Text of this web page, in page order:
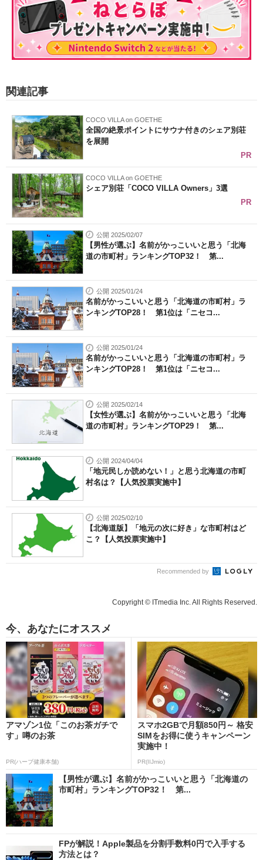
関連記事
COCO VILLA on GOETHE
全国の絶景ポイントにサウナ付きのシェア別荘
を展開
PR
COCO VILLA on GOETHE
シェア別荘「COCO VILLA Owners」3選
PR
公開 2025/02/07
【男性が選ぶ】名前がかっこいいと思う「北海
道の市町村」ランキングTOP32！ 第...
公開 2025/01/24
名前がかっこいいと思う「北海道の市町村」ラ
ンキングTOP28！ 第1位は「ニセコ...
公開 2025/01/24
名前がかっこいいと思う「北海道の市町村」ラ
ンキングTOP28！ 第1位は「ニセコ...
公開 2025/02/14
【女性が選ぶ】名前がかっこいいと思う「北海
道の市町村」ランキングTOP29！ 第...
公開 2024/04/04
「地元民しか読めない！」と思う北海道の市町
村名は？【人気投票実施中】
公開 2025/02/10
【北海道版】「地元の次に好き」な市町村はど
こ？【人気投票実施中】
Recommended by
Copyright © ITmedia Inc. All Rights Reserved.
今、あなたにオススメ
アマゾン1位「このお茶ガチで
す」噂のお茶
PR(ハーブ健康本舗)
スマホ2GBで月額850円～ 格安
SIMをお得に使うキャンペーン
実施中！
PR(IIJmio)
【男性が選ぶ】名前がかっこいいと思う「北海道の
市町村」ランキングTOP32！ 第...
FPが解説！Apple製品を分割手数料0円で入手する
方法とは？